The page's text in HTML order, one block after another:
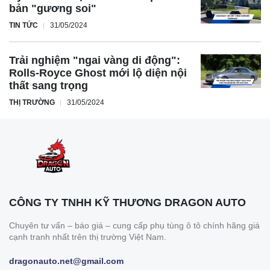
dung
lượng
Công suất của bình ắc quy 12V
Công thức tính công suất của bình ắc quy 12V:
Ví dụ: Bình ắc quy 12V, có dung lượng 60Ah: Công suất =
60Ah x12V= 720W
Tìm hiểu thêm:Cách tính công suất và dung
bản "gương soi"
TIN TỨC 31/05/2024
Trải nghiệm "ngai vàng di động":
Rolls-Royce Ghost mới lộ diện nội
thất sang trọng
THỊ TRƯỜNG 31/05/2024
CÔNG TY TNHH KỸ THƯƠNG DRAGON AUTO
Chuyên tư vấn – báo giá – cung cấp phụ tùng ô tô chính hãng giá
cạnh tranh nhất trên thị trường Việt Nam.
dragonauto.net@gmail.com